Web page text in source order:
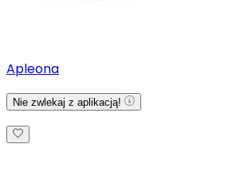
Apleona
Nie zwlekaj z aplikacją!